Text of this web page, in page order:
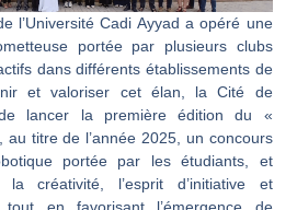
l’Université Cadi Ayyad a opéré une
portée par plusieurs clubs
dans différents établissements de
et valoriser cet élan, la Cité de
lancer la première édition du «
au titre de l’année 2025, un concours
portée par les étudiants, et
créativité, l’esprit d’initiative et
tout en favorisant l’émergence de